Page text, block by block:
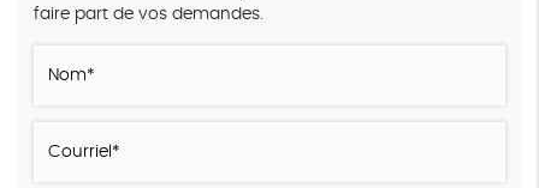
faire part de vos demandes.